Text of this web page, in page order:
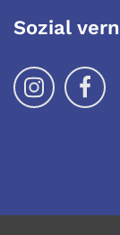
Sozial
Folge